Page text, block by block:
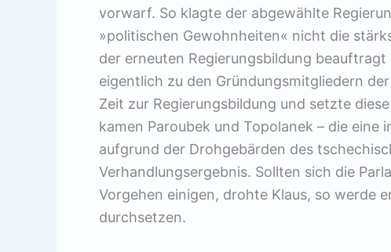
vorwarf. So klagte der abgewählte
»politischen Gewohnheiten« nicht die
der erneuten Regierungsbildung
eigentlich zu den Gründungsmitgliedern
Zeit zur Regierungsbildung und setzte
kamen Paroubek und Topolanek – die eine
aufgrund der Drohgebärden des
Verhandlungsergebnis. Sollten sich die
Vorgehen einigen, drohte Klaus, so werde
durchsetzen.